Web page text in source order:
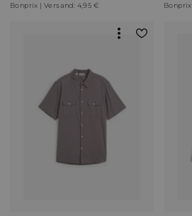
Bonprix | Versand: 4,95 €